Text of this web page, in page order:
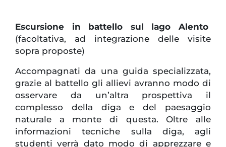
Escursione in battello sul lago Alento
(facoltativa, ad integrazione delle visite
sopra proposte)
Accompagnati da una guida specializzata,
grazie al battello gli allievi avranno modo di
osservare da un’altra prospettiva il
complesso della diga e del paesaggio
naturale a monte di questa. Oltre alle
informazioni tecniche sulla diga, agli
studenti verrà dato modo di apprezzare e